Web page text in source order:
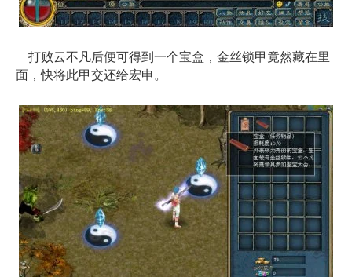
打败云不凡后便可得到一个宝盒，金丝锁甲竟然藏在里
面，快将此甲交还给宏申。